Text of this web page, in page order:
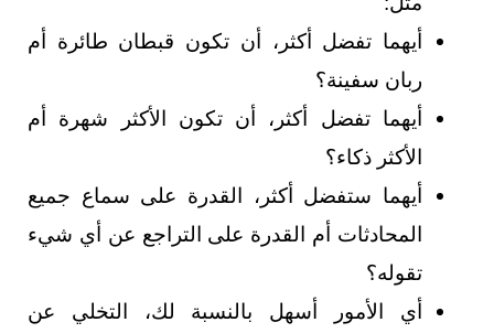
أيهما تفضل أكثر، أن تكون قبطان طائرة أم
ربان سفينة؟
أيهما تفضل أكثر، أن تكون الأكثر شهرة أم
الأكثر ذكاء؟
أيهما ستفضل أكثر، القدرة على سماع جميع
المحادثات أم القدرة على التراجع عن أي شيء
تقوله؟
أي الأمور أسهل بالنسبة لك، التخلي عن